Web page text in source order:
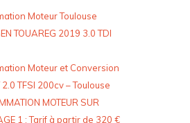
Moteur Toulouse
TOUAREG 2019 3.0 TDI
Moteur et Conversion
2.0 TFSI 200cv – Toulouse
MOTEUR SUR
1 : Tarif à partir de 320 €